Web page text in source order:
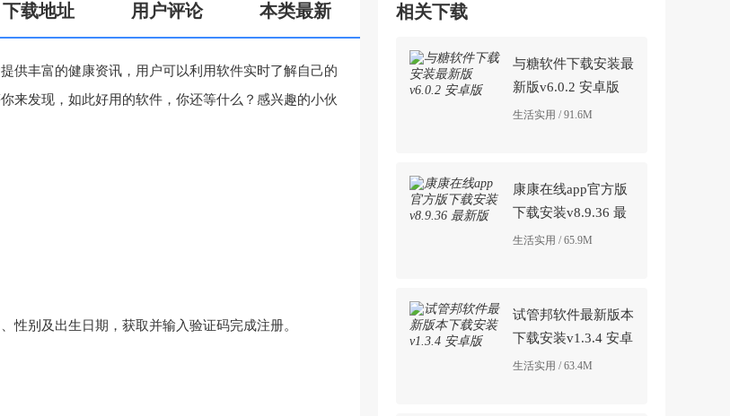
下载地址 用户评论 本类最新
供丰富的健康资讯，用户可以利用软件实时了解自己的
来发现，如此好用的软件，你还等什么？感兴趣的小伙
性别及出生日期，获取并输入验证码完成注册‌。
相关下载
与糖软件下载安装最
新版v6.0.2 安卓版
生活实用 / 91.6M
康康在线app官方版
下载安装v8.9.36 最
新版
生活实用 / 65.9M
试管邦软件最新版本
下载安装v1.3.4 安卓
版
生活实用 / 63.4M